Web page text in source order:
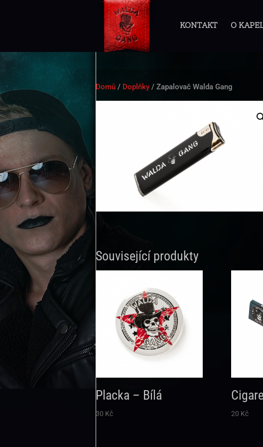
KONTAKT O
Domů / Doplňky / Zapalovač Walda Gang
Související produkty
Placka – Bílá
30 Kč 20 Kč